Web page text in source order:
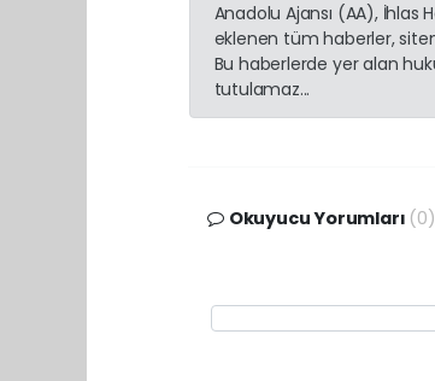
Anadolu Ajansı (AA), İhlas
eklenen tüm haberler,
Bu haberlerde yer alan
tutulamaz...
Okuyucu Yorumları (0)